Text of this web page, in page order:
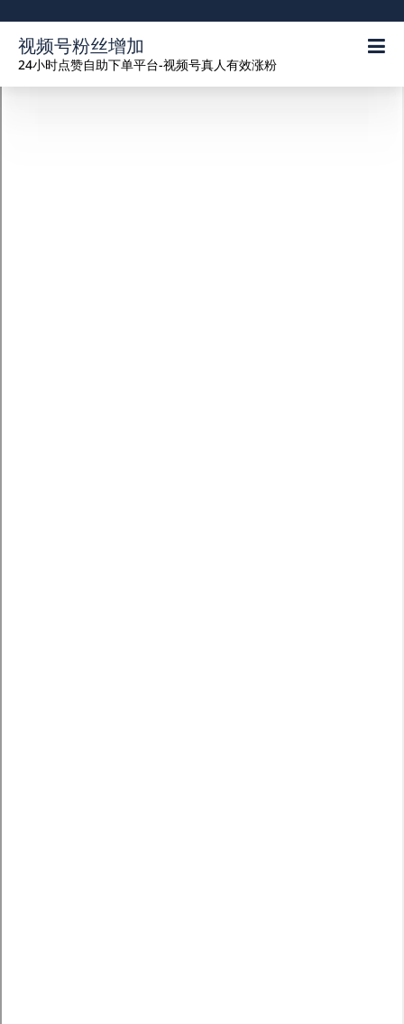
视频号粉丝增加
24小时点赞自助下单平台-视频号真人有效涨粉